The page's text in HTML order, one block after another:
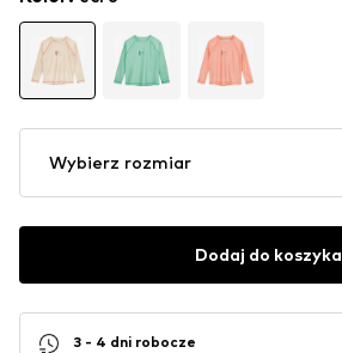
Wybierz rozmiar
Dodaj do koszyka
3 - 4 dni robocze